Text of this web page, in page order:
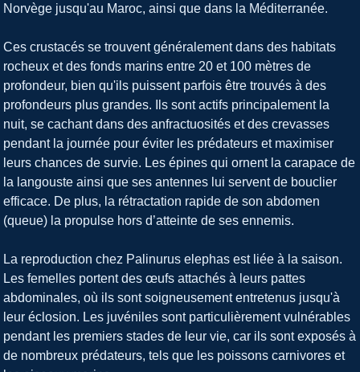
Norvège jusqu'au Maroc, ainsi que dans la Méditerranée.
Ces crustacés se trouvent généralement dans des habitats
rocheux et des fonds marins entre 20 et 100 mètres de
profondeur, bien qu'ils puissent parfois être trouvés à des
profondeurs plus grandes. Ils sont actifs principalement la
nuit, se cachant dans des anfractuosités et des crevasses
pendant la journée pour éviter les prédateurs et maximiser
leurs chances de survie. Les épines qui ornent la carapace de
la langouste ainsi que ses antennes lui servent de bouclier
efficace. De plus, la rétractation rapide de son abdomen
(queue) la propulse hors d’atteinte de ses ennemis.
La reproduction chez Palinurus elephas est liée à la saison.
Les femelles portent des œufs attachés à leurs pattes
abdominales, où ils sont soigneusement entretenus jusqu'à
leur éclosion. Les juvéniles sont particulièrement vulnérables
pendant les premiers stades de leur vie, car ils sont exposés à
de nombreux prédateurs, tels que les poissons carnivores et